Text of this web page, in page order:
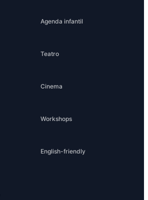
Agenda infantil
Teatro
Cinema
Workshops
English-friendly